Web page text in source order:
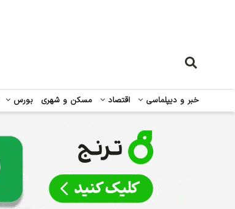
خبر و دیپلماسی اقتصاد مسکن و شهری بورس